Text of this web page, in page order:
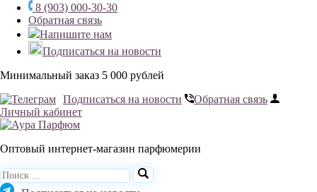
8 (903) 000-30-30
Обратная связь
Напишите нам
Подписаться на новости
Минимальный заказ 5 000 рублей
Подписаться на новости
Обратная связь
Личный кабинет
Оптовый интернет-магазин парфюмерии